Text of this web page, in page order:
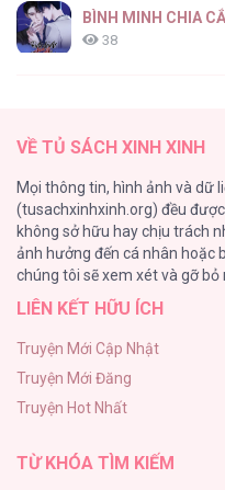
BÌNH MINH CHIA
38
26
Rổn Nước Lì
26
Tuyển Tập Manhwa
Phạm Luật
25
VỀ TỦ SÁCH XINH XINH
Mọi thông tin, hình ảnh và dữ
(tusachxinhxinh.org) đều
không sở hữu hay chịu trách
ảnh hưởng đến cá nhân hoặc
chúng tôi sẽ xem xét và gỡ bỏ
LIÊN KẾT HỮU ÍCH
Truyện Mới Cập Nhật
Truyện Mới Đăng
Truyện Hot Nhất
TỪ KHÓA TÌM KIẾM